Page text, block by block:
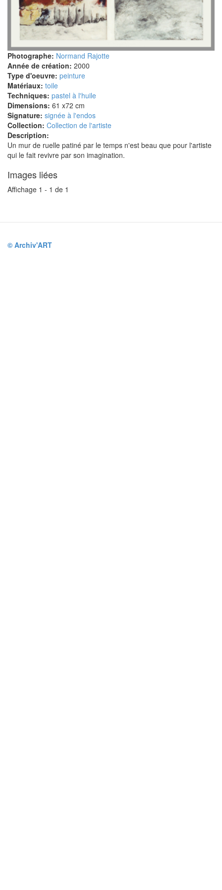
Photographe: Normand Rajotte
Année de création: 2000
Type d'oeuvre: peinture
Matériaux: toile
Techniques: pastel à l'huile
Dimensions: 61 x72 cm
Signature: signée à l'endos
Collection: Collection de l'artiste
Description:
Un mur de ruelle patiné par le temps n'est beau que pour l'artiste
qui le fait revivre par son imagination.
Images liées
Affichage 1 - 1 de 1
© Archiv'ART